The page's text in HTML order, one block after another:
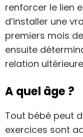
renforcer le lien
d’installer une
premiers mois
ensuite
relation
A quel âge ?
Tout bébé peut
exercices sont